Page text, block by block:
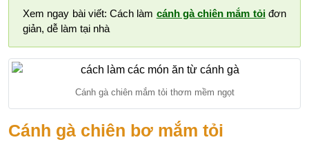
Xem ngay bài viết: Cách làm cánh gà chiên mắm tỏiđơn
giản, dễ làm tại nhà
Cánh gà chiên mắm tỏi thơm mềm ngọt
Cánh gà chiên bơ mắm tỏi